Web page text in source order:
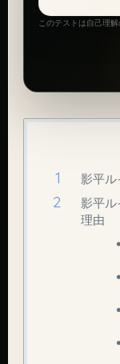
このテストは自己理
影平ル
影平ル
理由